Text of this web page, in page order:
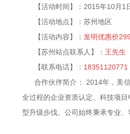
【活动时间】：2015年10月1
【活动地点】：苏州地区
【活动内容】： 发明优惠价
【苏州站点联系人】： 王先生
【联系电话】： 18351120771
合作伙伴简介： 2014年，美
全过程的企业资质认定、科技项
型升级步伐。公司始终秉承专业